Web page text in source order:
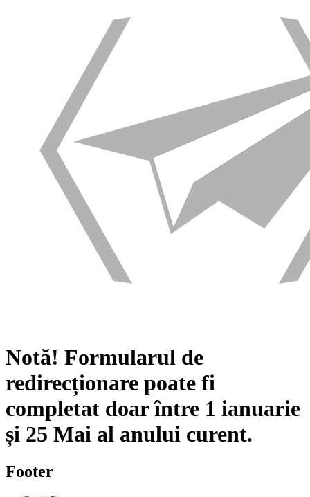
Notă! Formularul de
redirecționare poate fi
completat doar între 1 ianuarie
și 25 Mai al anului curent.
Footer